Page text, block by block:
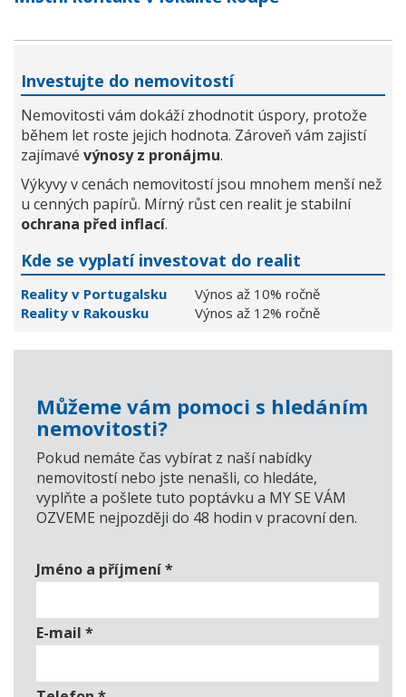
Investujte do nemovitostí
Nemovitosti vám dokáží zhodnotit úspory, protože
během let roste jejich hodnota. Zároveň vám zajistí
zajímavé výnosy z pronájmu.
Výkyvy v cenách nemovitostí jsou mnohem menší než
u cenných papírů. Mírný růst cen realit je stabilní
ochrana před inflací.
Kde se vyplatí investovat do realit
Reality v Portugalsku
Výnos až 10% ročně
Reality v Rakousku
Výnos až 12% ročně
Můžeme vám pomoci s hledáním
nemovitosti?
Pokud nemáte čas vybírat z naší nabídky
nemovitostí nebo jste nenašli, co hledáte,
vyplňte a pošlete tuto poptávku a MY SE VÁM
OZVEME nejpozději do 48 hodin v pracovní den.
Jméno a příjmení*
E-mail *